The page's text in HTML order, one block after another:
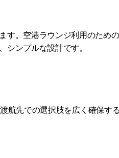
す。空港ラウンジ利用のため
ンプルな設計です。
航先での選択肢を広く確保す